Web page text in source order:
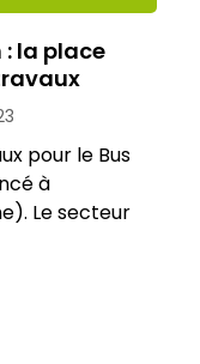
la place
pour le Bus
à
Le secteur